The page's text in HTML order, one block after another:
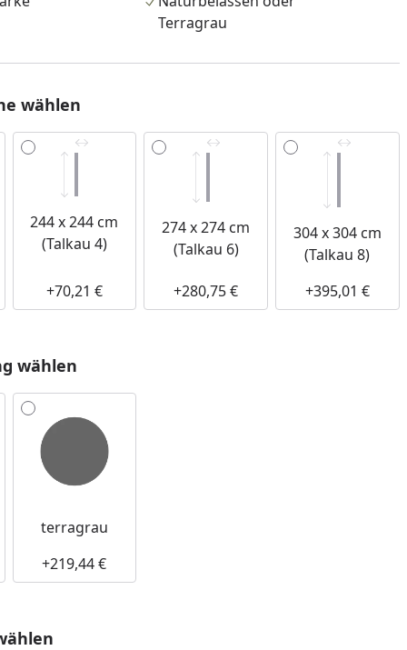
Terragrau
wählen
244 x 244 cm
(Talkau 4)
+70,21 €
274 x 274 cm
(Talkau 6)
+280,75 €
304 x 304 cm
(Talkau 8)
+395,01 €
wählen
terragrau
+219,44 €